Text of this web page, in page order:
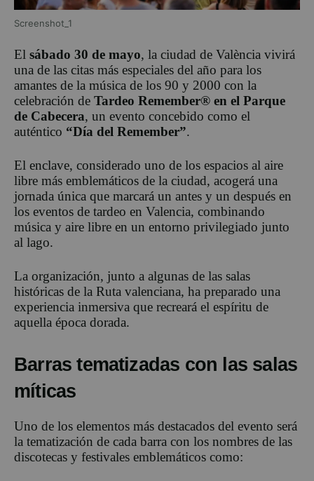
Screenshot_1
El sábado 30 de mayo, la ciudad de València vivirá
una de las citas más especiales del año para los
amantes de la música de los 90 y 2000 con la
celebración de Tardeo Remember® en el Parque
de Cabecera, un evento concebido como el
auténtico “Día del Remember”.
El enclave, considerado uno de los espacios al aire
libre más emblemáticos de la ciudad, acogerá una
jornada única que marcará un antes y un después en
los eventos de tardeo en Valencia, combinando
música y aire libre en un entorno privilegiado junto
al lago.
La organización, junto a algunas de las salas
históricas de la Ruta valenciana, ha preparado una
experiencia inmersiva que recreará el espíritu de
aquella época dorada.
Barras tematizadas con las salas
míticas
Uno de los elementos más destacados del evento será
la tematización de cada barra con los nombres de las
discotecas y festivales emblemáticos como: